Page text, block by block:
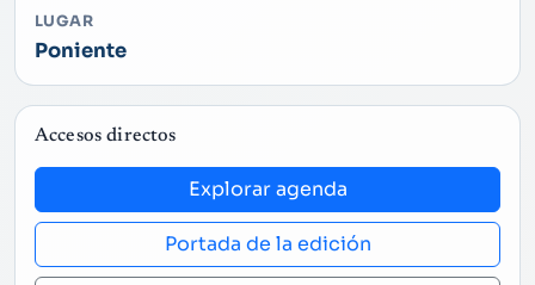
LUGAR
Poniente
Accesos directos
Explorar agenda
Portada de la edición